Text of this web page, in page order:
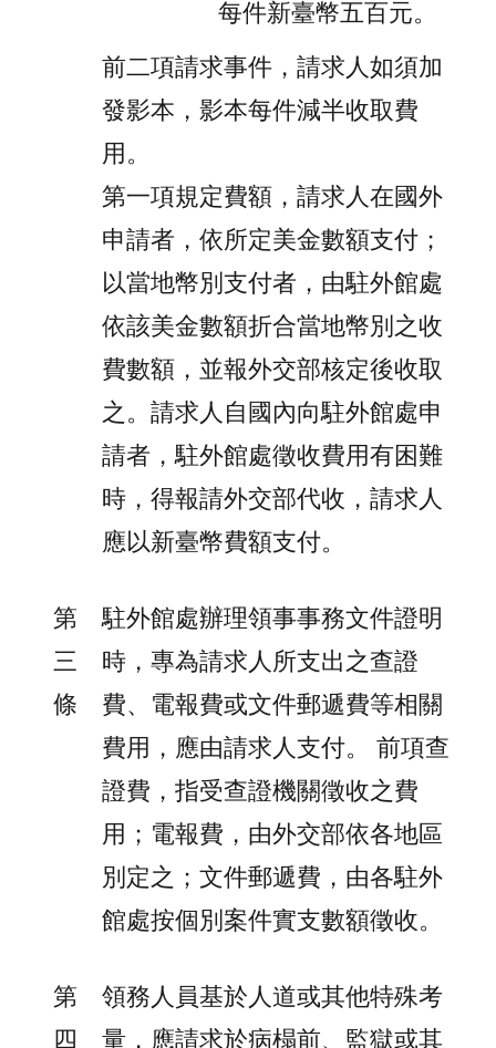
每件新臺幣五百元。
前二項請求事件，請求人如須加
發影本，影本每件減半收取費
用。
第一項規定費額，請求人在國外
申請者，依所定美金數額支付；
以當地幣別支付者，由駐外館處
依該美金數額折合當地幣別之收
費數額，並報外交部核定後收取
之。請求人自國內向駐外館處申
請者，駐外館處徵收費用有困難
時，得報請外交部代收，請求人
應以新臺幣費額支付。
第
三
條
駐外館處辦理領事事務文件證明
時，專為請求人所支出之查證
費、電報費或文件郵遞費等相關
費用，應由請求人支付。 前項查
證費，指受查證機關徵收之費
用；電報費，由外交部依各地區
別定之；文件郵遞費，由各駐外
館處按個別案件實支數額徵收。
第
四
領務人員基於人道或其他特殊考
量，應請求於病榻前、監獄或其